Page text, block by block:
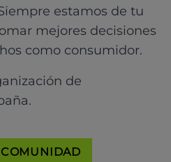
estamos de tu
mejores decisiones
como consumidor.
de